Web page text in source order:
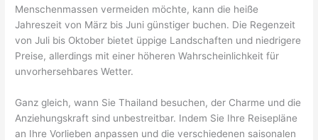
Menschenmassen vermeiden möchte, kann die heiße
Jahreszeit von März bis Juni günstiger buchen. Die Regenzeit
von Juli bis Oktober bietet üppige Landschaften und niedrigere
Preise, allerdings mit einer höheren Wahrscheinlichkeit für
unvorhersehbares Wetter.
Ganz gleich, wann Sie Thailand besuchen, der Charme und die
Anziehungskraft sind unbestreitbar. Indem Sie Ihre Reisepläne
an Ihre Vorlieben anpassen und die verschiedenen saisonalen